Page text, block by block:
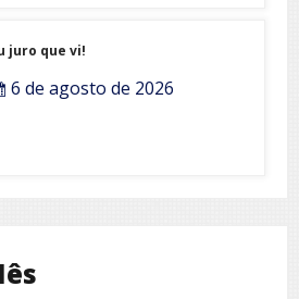
juro que vi!
6 de agosto de 2026